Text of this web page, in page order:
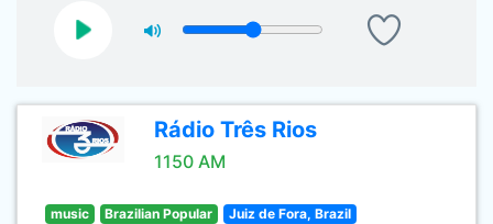
Rádio Três Rios
1150 AM
music Brazilian Popular Juiz de Fora, Brazil